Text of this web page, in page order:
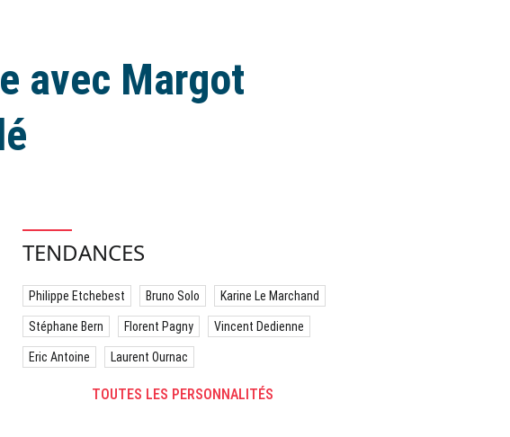
avec Margot
TENDANCES
Philippe Etchebest Bruno Solo Karine Le Marchand
Stéphane Bern Florent Pagny Vincent Dedienne
Eric Antoine Laurent Ournac
TOUTES LES PERSONNALITÉS